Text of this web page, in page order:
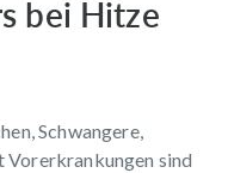
bei Hitze
Schwangere,
sind